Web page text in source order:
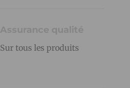
Assurance qualité
Sur tous les produits